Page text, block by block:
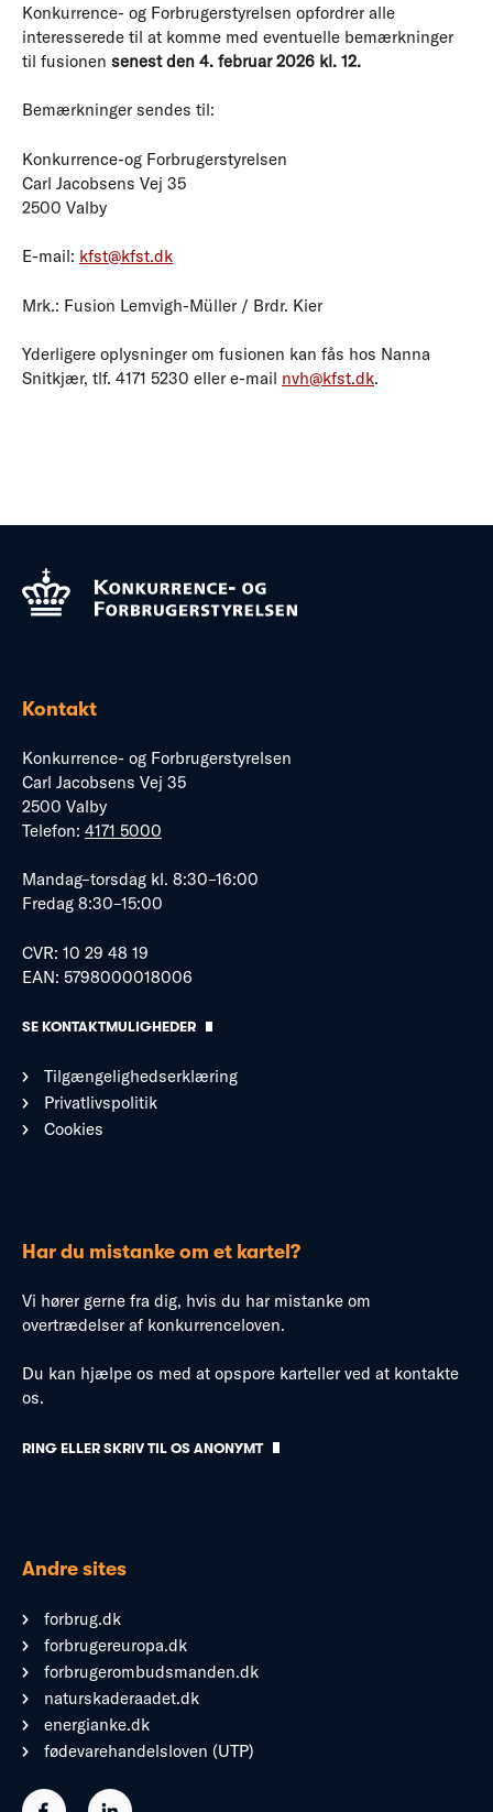
Konkurrence- og Forbrugerstyrelsen opfordrer alle
interesserede til at komme med eventuelle bemærkninger
til fusionen senest den 4. februar 2026 kl. 12.
Bemærkninger sendes til:
Konkurrence-og Forbrugerstyrelsen
Carl Jacobsens Vej 35
2500 Valby
E-mail: kfst@kfst.dk
Mrk.: Fusion Lemvigh-Müller / Brdr. Kier
Yderligere oplysninger om fusionen kan fås hos Nanna
Snitkjær, tlf. 4171 5230 eller e-mail nvh@kfst.dk.
Kontakt
Konkurrence- og Forbrugerstyrelsen
Carl Jacobsens Vej 35
2500 Valby
Telefon: 4171 5000
Mandag–torsdag kl. 8:30–16:00
Fredag 8:30–15:00
CVR: 10 29 48 19
EAN: 5798000018006
SE KONTAKTMULIGHEDER
Tilgængelighedserklæring
Privatlivspolitik
Cookies
Har du mistanke om et kartel?
Vi hører gerne fra dig, hvis du har mistanke om
overtrædelser af konkurrenceloven.
Du kan hjælpe os med at opspore karteller ved at kontakte
os.
RING ELLER SKRIV TIL OS ANONYMT
Andre sites
forbrug.dk
forbrugereuropa.dk
forbrugerombudsmanden.dk
naturskaderaadet.dk
energianke.dk
fødevarehandelsloven (UTP)